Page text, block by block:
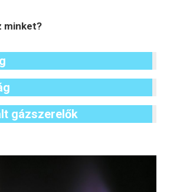
minket?
gázszerelők